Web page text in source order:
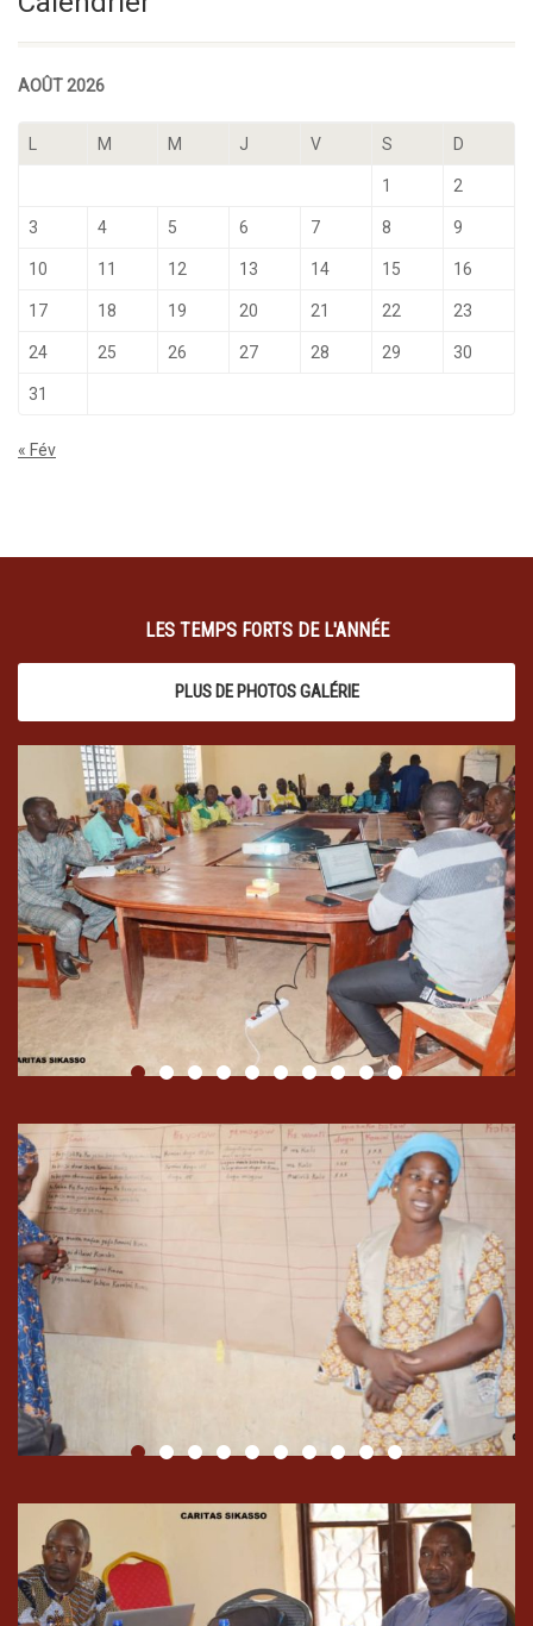
AOÛT 2026
M M J V S D
1 2
3 4 5 6 7 8 9
10 11 12 13 14 15 16
17 18 19 20 21 22 23
24 25 26 27 28 29 30
31
« Fév
LES TEMPS FORTS DE L'ANNÉE
PLUS DE PHOTOS GALÉRIE